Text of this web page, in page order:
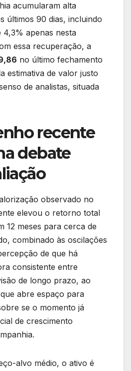
acumularam alta
últimos 90 dias, incluindo
apenas nesta
essa recuperação, a
no último fechamento
estimativa de valor justo
de analistas, situada
recente
debate
observado no
elevou o retorno total
12 meses para cerca de
combinado às oscilações
de que há
consistente entre
de longo prazo, ao
abre espaço para
se o momento já
de crescimento
alvo médio, o ativo é